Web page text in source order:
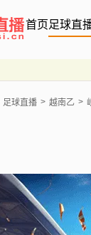
首页足球直
足球直播 越南乙